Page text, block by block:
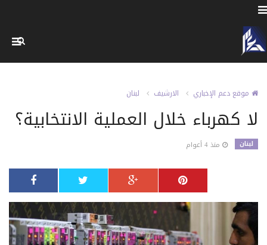
موقع دعم الإخباري الارشيف لبنان
لا كهرباء خلال العملية الانتخابية؟
لبنان منذ 4 أعوام